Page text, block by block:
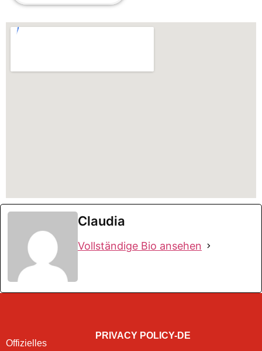
Claudia
Vollständige Bio ansehen
Offizielles
PRIVACY POLICY-DE